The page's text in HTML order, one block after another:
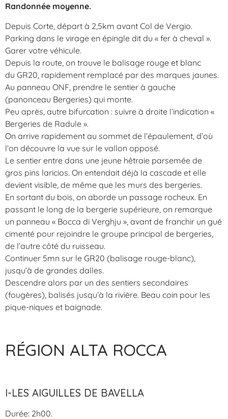
Randonnée moyenne.
Depuis Corte, départ à 2,5km avant Col de Vergio.
Parking dans le virage en épingle dit du « fer à cheval ».
Garer votre véhicule.
Depuis la route, on trouve le balisage rouge et blanc
du GR20, rapidement remplacé par des marques jaunes.
Au panneau ONF, prendre le sentier à gauche
(panonceau Bergeries) qui monte.
Peu après, autre bifurcation : suivre à droite l’indication «
Bergeries de Radule ».
On arrive rapidement au sommet de l’épaulement, d’où
l’on découvre la vue sur le vallon opposé.
Le sentier entre dans une jeune hêtraie parsemée de
gros pins laricios. On entendait déjà la cascade et elle
devient visible, de même que les murs des bergeries.
En sortant du bois, on aborde un passage rocheux. En
passant le long de la bergerie supérieure, on remarque
un panneau « Bocca di Verghju », avant de franchir un gué
cimenté pour rejoindre le groupe principal de bergeries,
de l’autre côté du ruisseau.
Continuer 5mn sur le GR20 (balisage rouge-blanc),
jusqu’à de grandes dalles.
Descendre alors par un des sentiers secondaires
(fougères), balisés jusqu’à la rivière. Beau coin pour les
pique-niques et baignade.
RÉGION ALTA ROCCA
I-LES AIGUILLES DE BAVELLA
Durée: 2h00.